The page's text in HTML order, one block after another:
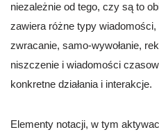
niezależnie od tego, czy są to
zawiera różne typy wiadomości,
zwracanie, samo-wywołanie,
niszczenie i wiadomości
konkretne działania i interakcje.
Elementy notacji, w tym